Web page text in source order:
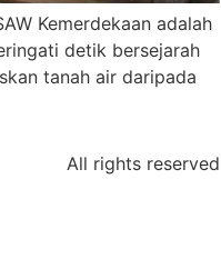
Kemerdekaan adalah
detik bersejarah
tanah air daripada
All rights reserved